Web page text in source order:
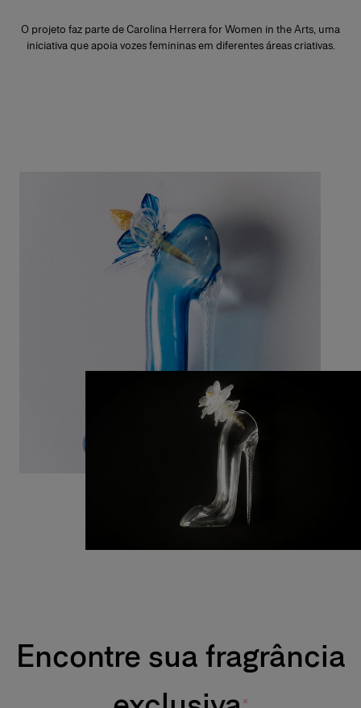
O projeto faz parte de Carolina Herrera for Women in the Arts, uma
iniciativa que apoia vozes femininas em diferentes áreas criativas.
Encontre sua fragrância